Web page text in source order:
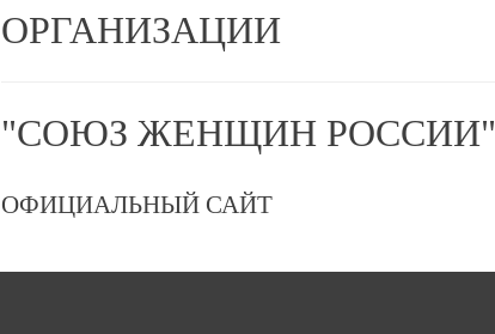
ОРГАНИЗАЦИИ
"СОЮЗ ЖЕНЩИН РОССИИ"
ОФИЦИАЛЬНЫЙ САЙТ